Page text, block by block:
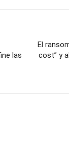
las
El
cost” y